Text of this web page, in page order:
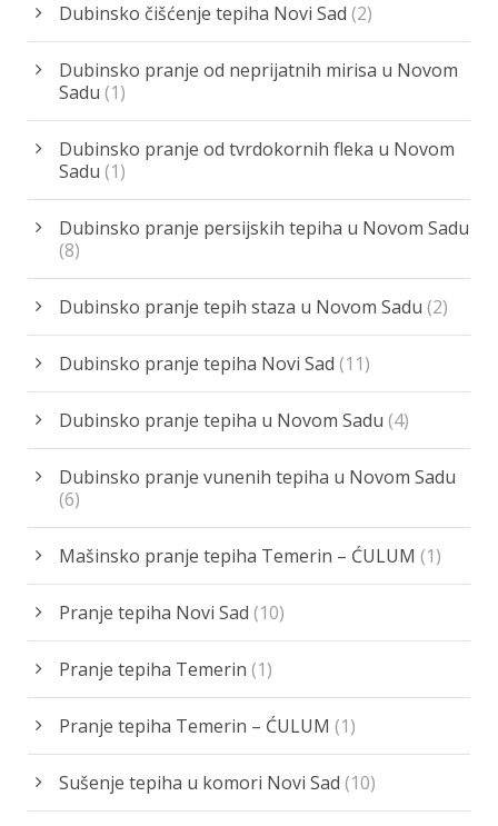
Dubinsko čišćenje tepiha Novi Sad (2)
Dubinsko pranje od neprijatnih mirisa u Novom
Sadu (1)
Dubinsko pranje od tvrdokornih fleka u Novom
Sadu (1)
Dubinsko pranje persijskih tepiha u Novom Sadu
(8)
Dubinsko pranje tepih staza u Novom Sadu (2)
Dubinsko pranje tepiha Novi Sad (11)
Dubinsko pranje tepiha u Novom Sadu (4)
Dubinsko pranje vunenih tepiha u Novom Sadu
(6)
Mašinsko pranje tepiha Temerin – ĆULUM (1)
Pranje tepiha Novi Sad (10)
Pranje tepiha Temerin (1)
Pranje tepiha Temerin – ĆULUM (1)
Sušenje tepiha u komori Novi Sad (10)